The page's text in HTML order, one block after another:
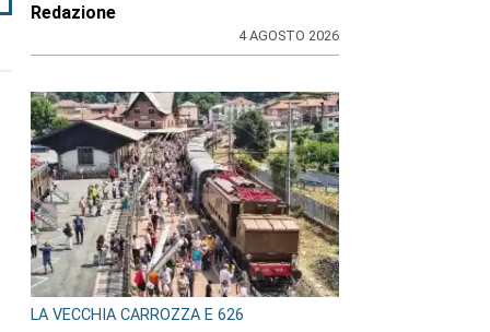
Redazione
4 AGOSTO 2026
LA VECCHIA CARROZZA E 626